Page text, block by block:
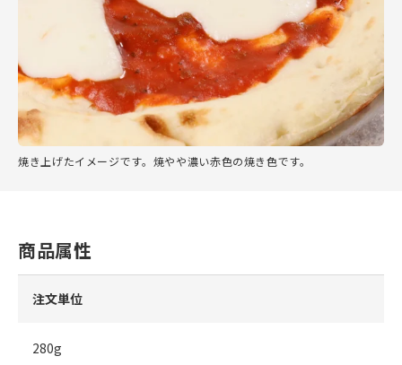
焼き上げたイメージです。焼やや濃い赤色の焼き色です。
商品属性
注文単位
280g